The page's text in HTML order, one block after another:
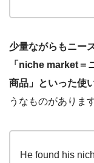
少量ながらもニー
「niche market
商品」といった使
うなものがあります
He found his